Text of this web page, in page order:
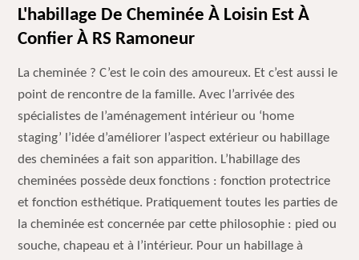
L'habillage De Cheminée À Loisin Est À
Confier À RS Ramoneur
La cheminée ? C’est le coin des amoureux. Et c’est aussi le
point de rencontre de la famille. Avec l’arrivée des
spécialistes de l’aménagement intérieur ou ‘home
staging’ l’idée d’améliorer l’aspect extérieur ou habillage
des cheminées a fait son apparition. L’habillage des
cheminées possède deux fonctions : fonction protectrice
et fonction esthétique. Pratiquement toutes les parties de
la cheminée est concernée par cette philosophie : pied ou
souche, chapeau et à l’intérieur. Pour un habillage à